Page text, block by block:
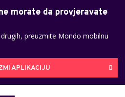
morate da provjeravate
preuzmite Mondo mobilnu
APLIKACIJU